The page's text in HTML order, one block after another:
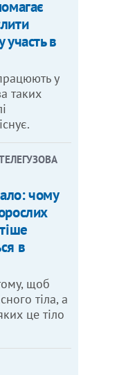
участь в
у
таких
чому
в
щоб
тіла, а
це тіло